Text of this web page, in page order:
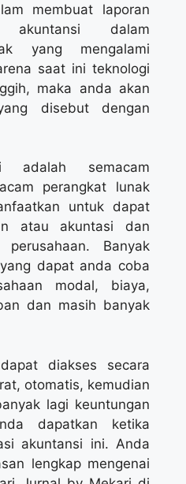
membuat laporan
dalam
yang mengalami
saat ini teknologi
maka anda akan
disebut dengan
adalah semacam
perangkat lunak
untuk dapat
atau akuntasi dan
Banyak
dapat anda coba
modal, biaya,
dan masih banyak
diakses secara
otomatis, kemudian
lagi keuntungan
dapatkan ketika
akuntansi ini. Anda
lengkap mengenai